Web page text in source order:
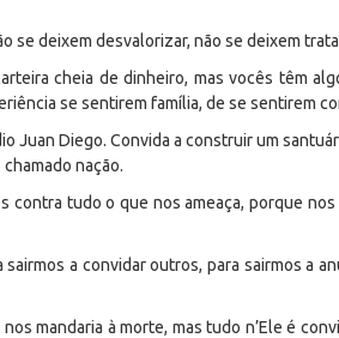
se deixem desvalorizar, não se deixem
cheia de dinheiro, mas vocês têm
se sentirem família, de se sentirem
Juan Diego. Convida a construir um
nação.
contra tudo o que nos ameaça, porque
a convidar outros, para sairmos a
mandaria à morte, mas tudo n’Ele é